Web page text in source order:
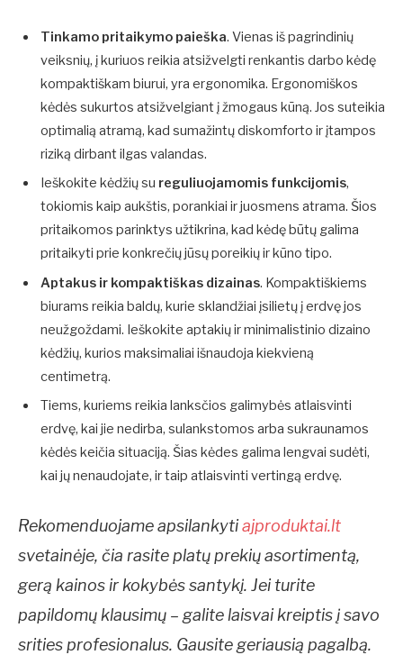
Tinkamo pritaikymo paieška. Vienas iš pagrindinių
veiksnių, į kuriuos reikia atsižvelgti renkantis darbo kėdę
kompaktiškam biurui, yra ergonomika. Ergonomiškos
kėdės sukurtos atsižvelgiant į žmogaus kūną. Jos suteikia
optimalią atramą, kad sumažintų diskomforto ir įtampos
riziką dirbant ilgas valandas.
Ieškokite kėdžių su reguliuojamomis funkcijomis,
tokiomis kaip aukštis, porankiai ir juosmens atrama. Šios
pritaikomos parinktys užtikrina, kad kėdę būtų galima
pritaikyti prie konkrečių jūsų poreikių ir kūno tipo.
Aptakus ir kompaktiškas dizainas. Kompaktiškiems
biurams reikia baldų, kurie sklandžiai įsilietų į erdvę jos
neužgoždami. Ieškokite aptakių ir minimalistinio dizaino
kėdžių, kurios maksimaliai išnaudoja kiekvieną
centimetrą.
Tiems, kuriems reikia lanksčios galimybės atlaisvinti
erdvę, kai jie nedirba, sulankstomos arba sukraunamos
kėdės keičia situaciją. Šias kėdes galima lengvai sudėti,
kai jų nenaudojate, ir taip atlaisvinti vertingą erdvę.
Rekomenduojame apsilankytiajproduktai.lt
svetainėje, čia rasite platų prekių asortimentą,
gerą kainos ir kokybės santykį. Jei turite
papildomų klausimų – galite laisvai kreiptis į savo
srities profesionalus. Gausite geriausią pagalbą.